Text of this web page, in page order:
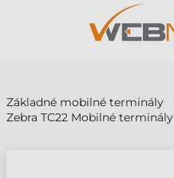
Základné mobilné terminály
Zebra TC22 Mobilné terminály